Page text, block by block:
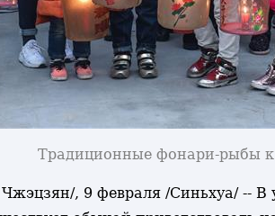
Традиционные фонари-рыбы
, 9 февраля /Синьхуа/ --